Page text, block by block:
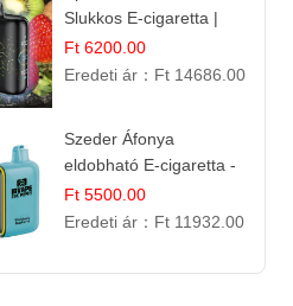
Slukkos E-cigaretta |
IBVape Bar Friss
Gyümölcs Ízek
Ft 6200.00
Eredeti ár： Ft 14686.00
Szeder Áfonya
eldobható E-cigaretta -
25.000 Slukk | Prémium
Gyümölcs Íz
Ft 5500.00
Eredeti ár： Ft 11932.00